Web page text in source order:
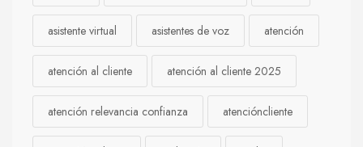
asistente virtual asistentes de voz atención
atención al cliente atención al cliente 2025
atención relevancia confianza atencióncliente